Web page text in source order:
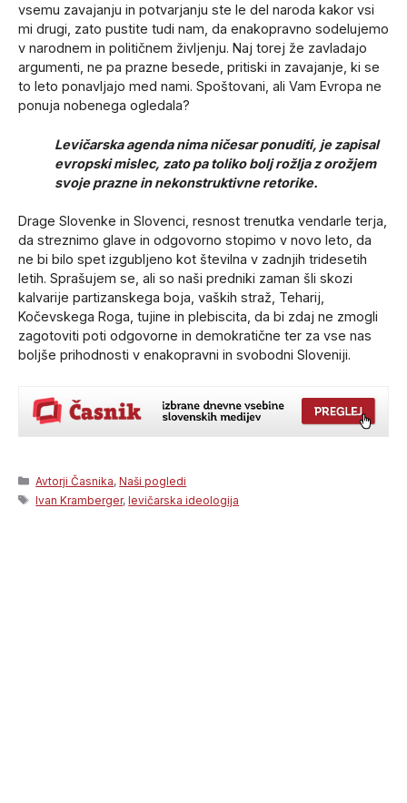
vsemu zavajanju in potvarjanju ste le del naroda kakor vsi
mi drugi, zato pustite tudi nam, da enakopravno sodelujemo
v narodnem in političnem življenju. Naj torej že zavladajo
argumenti, ne pa prazne besede, pritiski in zavajanje, ki se
to leto ponavljajo med nami. Spoštovani, ali Vam Evropa ne
ponuja nobenega ogledala?
Levičarska agenda nima ničesar ponuditi, je zapisal
evropski mislec, zato pa toliko bolj rožlja z orožjem
svoje prazne in nekonstruktivne retorike.
Drage Slovenke in Slovenci, resnost trenutka vendarle terja,
da streznimo glave in odgovorno stopimo v novo leto, da
ne bi bilo spet izgubljeno kot številna v zadnjih tridesetih
letih. Sprašujem se, ali so naši predniki zaman šli skozi
kalvarije partizanskega boja, vaških straž, Teharij,
Kočevskega Roga, tujine in plebiscita, da bi zdaj ne zmogli
zagotoviti poti odgovorne in demokratične ter za vse nas
boljše prihodnosti v enakopravni in svobodni Sloveniji.
Categories
Avtorji Časnika,Naši pogledi
Tags
Ivan Kramberger,levičarska ideologija